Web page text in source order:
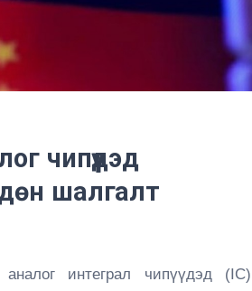
чипүүдэд
шалгалт
интеграл чипүүдэд (IC)